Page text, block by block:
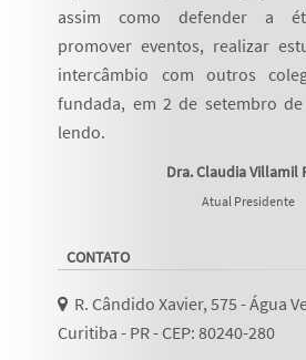
assim como defender a
promover eventos, realizar
intercâmbio com outros
fundada, em 2 de setembro de
lendo.
Dra. Claudia Villamil
Atual Presidente
CONTATO
R. Cândido Xavier, 575 - Água
Curitiba - PR - CEP: 80240-280